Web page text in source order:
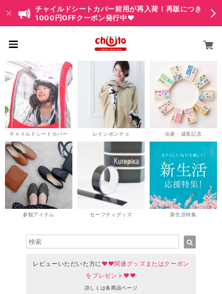
チャイルドシートカバー前用が再入荷！再販につき
1000円OFFクーポン発行中♥
チャイルドシートカバー レインポンチョ 出産・成長記念
参観アイテム セーフティグッズ 新生活特集
レビューいただいた方に ♥♥関連グッズまたはクーポン
をプレゼント♥♥
詳しくは各商品ページ